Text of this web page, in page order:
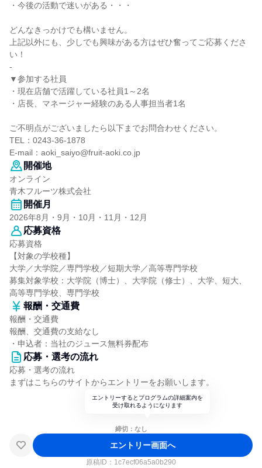
・今後の活動で迷いがある・・・
どんなきっかけでも構いません。
上記以外にも、少しでも興味がある方はぜひ奮ってご応募くださ
い！
-
▼参加する社員
・現在店舗で活躍している社員1～2名
・店長、マネージャー経験のある人事担当者1名
ご不明点がございましたら以下までお問合わせください。
TEL：0243-36-1878
E-mail：aoki_saiyo@fruit-aoki.co.jp
開催地
オンライン
青木フルーツ株式会社
開催月
2026年8月・9月・10月・11月・12月
応募資格
応募資格
【対象の学校種】
大学／大学院／専門学校／短期大学／高等専門学校
募集対象学校：大学院（博士）、大学院（修士）、大学、短大、
高等専門学校、専門学校
報酬・交通費
報酬・交通費
報酬、交通費の支給なし
・申込者：当社のジュース無料券配布
応募・選考の流れ
応募・選考の流れ
まずはこちらのサイトからエントリーをお願いします。
エントリーするとプログラムの詳細案内を
受け取れるようになります
締切：なし
エントリー画面へ
原稿ID： 1c7ecf06a5a0b290